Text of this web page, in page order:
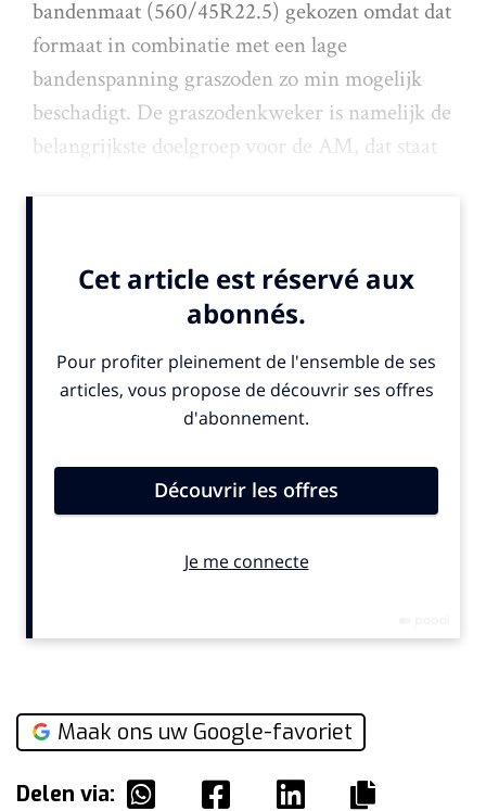
bandenmaat (560/45R22.5) gekozen omdat dat
formaat in combinatie met een lage
bandenspanning graszoden zo min mogelijk
beschadigt. De graszodenkweker is namelijk de
belangrijkste doelgroep voor de AM, dat staat
Maak ons uw Google-favoriet
Delen via: